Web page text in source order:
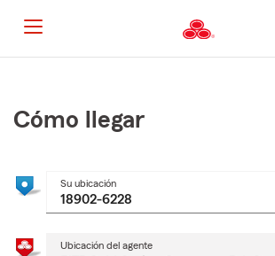
al
contenido
principal
principal
Cómo llegar
Su ubicación
Ubicación del agente